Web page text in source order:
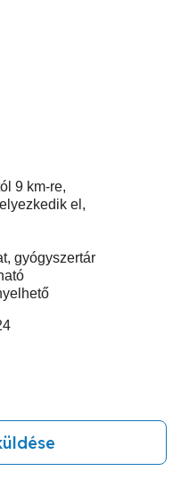
9 km-re,
el,
gyógyszertár